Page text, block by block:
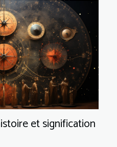
et signification